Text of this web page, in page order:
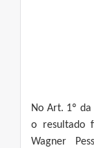
No Art. 1º
o resultado
Wagner